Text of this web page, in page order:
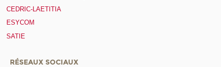
CEDRIC-LAETITIA
ESYCOM
SATIE
RÉSEAUX SOCIAUX